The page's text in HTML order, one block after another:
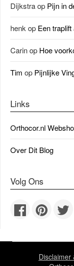
Dijkstraop Pijn in
henk op Een
Carinop Hoe
Tim op Pijnlijke
Links
Orthocor.nl
Over Dit Blog
Volg Ons
Disclaimer